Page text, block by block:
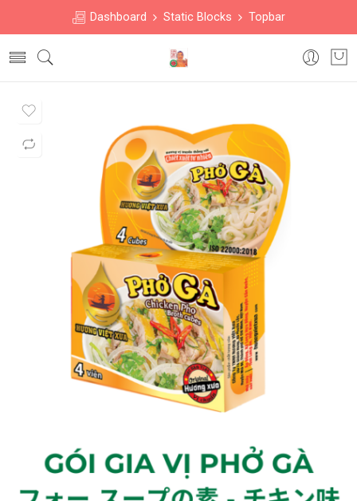
Dashboard Static Blocks Topbar